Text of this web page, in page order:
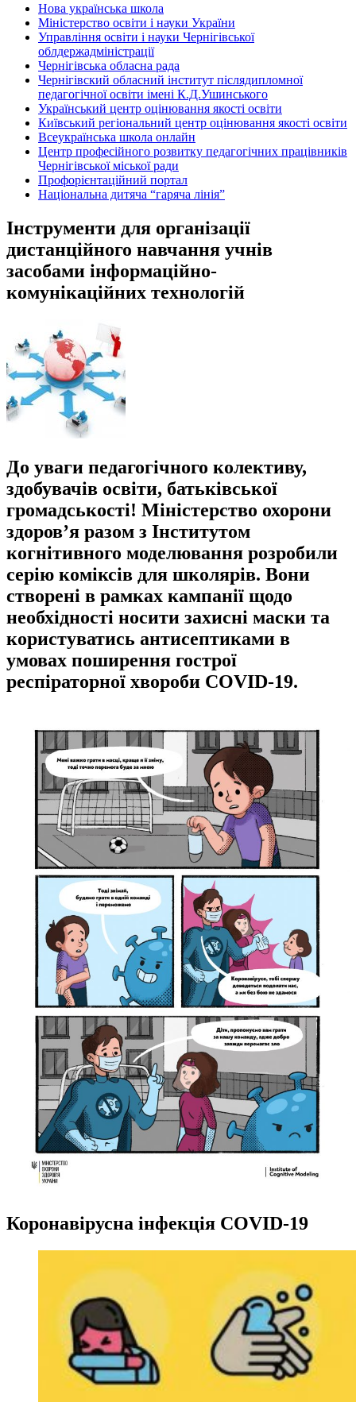
Нова українська школа
Міністерство освіти і науки України
Управління освіти і науки Чернігівської
облдержадміністрації
Чернігівська обласна рада
Чернігівский обласний інститут післядипломної
педагогічної освіти імені К.Д.Ушинського
Український центр оцінювання якості освіти
Київський регіональний центр оцінювання якості освіти
Всеукраїнська школа онлайн
Центр професійного розвитку педагогічних працівників
Чернігівської міської ради
Профорієнтаційний портал
Національна дитяча “гаряча лінія”
Інструменти для організації
дистанційного навчання учнів
засобами інформаційно-
комунікаційних технологій
До уваги педагогічного колективу,
здобувачів освіти, батьківської
громадськості! Міністерство охорони
здоров’я разом з Інститутом
когнітивного моделювання розробили
серію коміксів для школярів. Вони
створені в рамках кампанії щодо
необхідності носити захисні маски та
користуватись антисептиками в
умовах поширення гострої
респіраторної хвороби COVID-19.
Коронавірусна інфекція COVID-19